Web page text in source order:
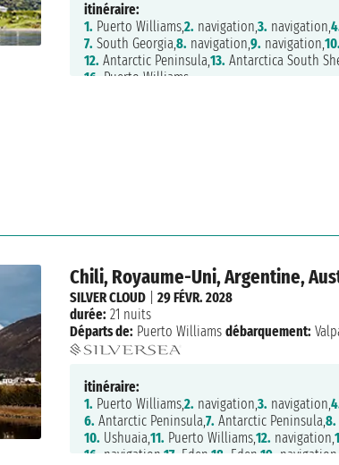
itinéraire:
1. Puerto Williams,2. navigation,3. navigation,
7. South Georgia,8. navigation,9. navigation,10.
12. Antarctic Peninsula,13. Antarctica South
16. Puerto Williams
Chili, Royaume-Uni, Argentine,
SILVER CLOUD| 29 FÉVR. 2028
durée: 21 nuits
Départs de: Puerto Williams débarquement:
itinéraire:
1. Puerto Williams,2. navigation,3. navigation,
6. Antarctic Peninsula,7. Antarctic Peninsula,8.
10. Ushuaia,11. Puerto Williams,12. navigation,
16. navigation, 17. Eden, 18. Eden, 19. navigation,